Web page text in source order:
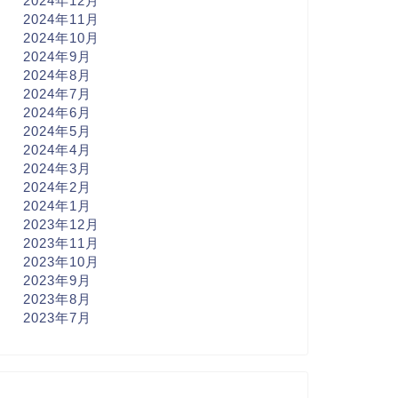
2024年11月
2024年10月
2024年9月
2024年8月
2024年7月
2024年6月
2024年5月
2024年4月
2024年3月
2024年2月
2024年1月
2023年12月
2023年11月
2023年10月
2023年9月
2023年8月
2023年7月